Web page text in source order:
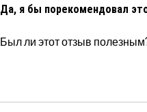
Да, я бы порекомендовал
Был ли этот отзыв